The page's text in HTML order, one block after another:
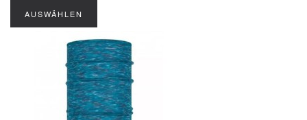
AUSWÄHLEN